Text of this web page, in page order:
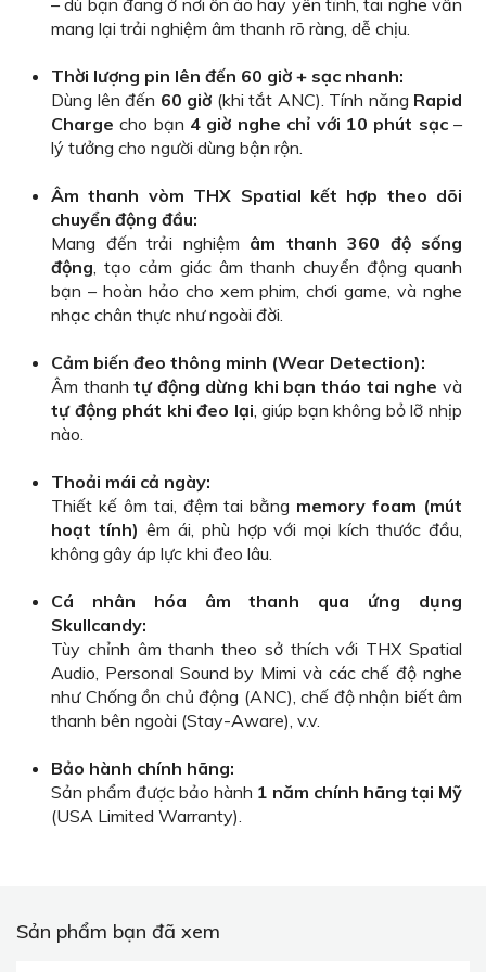
mang lại trải nghiệm âm thanh rõ ràng, dễ chịu.
Thời lượng pin lên đến 60 giờ + sạc nhanh:
Dùng lên đến 60 giờ (khi tắt ANC). Tính năng Rapid
Charge cho bạn 4 giờ nghe chỉ với 10 phút sạc–
lý tưởng cho người dùng bận rộn.
Âm thanh vòm THX Spatial kết hợp theo dõi
chuyển động đầu:
Mang đến trải nghiệm âm thanh 360 độ sống
động , tạo cảm giác âm thanh chuyển động quanh
bạn – hoàn hảo cho xem phim, chơi game, và nghe
nhạc chân thực như ngoài đời.
Cảm biến đeo thông minh (Wear Detection):
Âm thanhtự động dừng khi bạn tháo tai nghe và
tự động phát khi đeo lại , giúp bạn không bỏ lỡ nhịp
nào.
Thoải mái cả ngày:
Thiết kế ôm tai, đệm tai bằng memory foam (mút
hoạt tính) êm ái, phù hợp với mọi kích thước đầu,
không gây áp lực khi đeo lâu.
Cá nhân hóa âm thanh qua ứng dụng
Skullcandy:
Tùy chỉnh âm thanh theo sở thích với THX Spatial
Audio, Personal Sound by Mimi và các chế độ nghe
như Chống ồn chủ động (ANC), chế độ nhận biết âm
thanh bên ngoài (Stay-Aware), v.v.
Bảo hành chính hãng:
Sản phẩm được bảo hành 1 năm chính hãng tại Mỹ
(USA Limited Warranty).
Sản phẩm bạn đã xem